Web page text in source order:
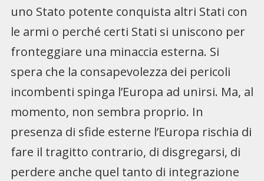
uno Stato potente conquista altri Stati con
le armi o perché certi Stati si uniscono per
fronteggiare una minaccia esterna. Si
spera che la consapevolezza dei pericoli
incombenti spinga l’Europa ad unirsi. Ma, al
momento, non sembra proprio. In
presenza di sfide esterne l’Europa rischia di
fare il tragitto contrario, di disgregarsi, di
perdere anche quel tanto di integrazione